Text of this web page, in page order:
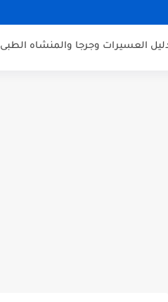
العسيرات وجرجا والمنشاه الطبى